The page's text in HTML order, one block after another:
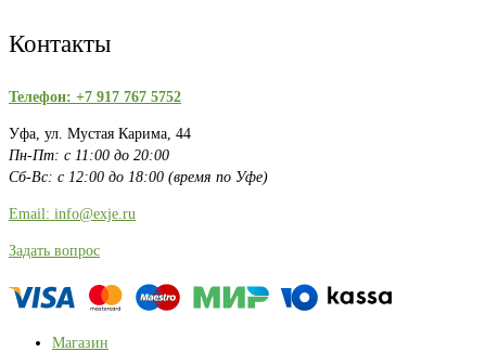
Контакты
Телефон: +7 917 767 5752
Уфа, ул. Мустая Карима, 44
Пн-Пт: с 11:00 до 20:00
Сб-Вс: с 12:00 до 18:00 (время по Уфе)
Email: info@exje.ru
Задать вопрос
Магазин